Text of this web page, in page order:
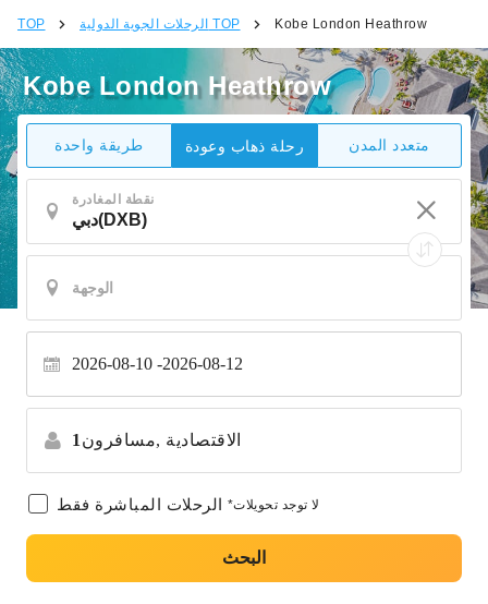
TOP الرحلات الجوية الدولية TOP Kobe London Heathrow
Kobe London Heathrow
طريقة واحدة رحلة ذهاب وعودة متعدد المدن
نقطة المغادرة
2026-08-10 2026-08-12
1 مسافرون, الاقتصادية
الرحلات المباشرة فقط *لا توجد تحويلات
البحث